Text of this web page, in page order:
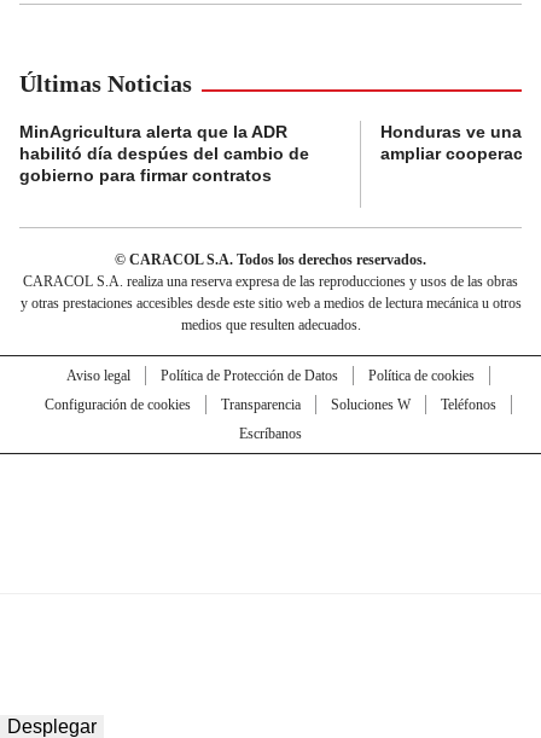
Últimas Noticias
MinAgricultura alerta que la ADR
habilitó día despúes del cambio de
gobierno para firmar contratos
Honduras ve una
ampliar
© CARACOL S.A. Todos los derechos reservados.
CARACOL S.A. realiza una reserva expresa de las reproducciones y usos de las obras
y otras prestaciones accesibles desde este sitio web a medios de lectura mecánica u otros
medios que resulten adecuados.
Aviso legal Política de Protección de Datos
Política de cookies
Configuración de cookies
Transparencia Soluciones W
Teléfonos
Escríbanos
Desplegar